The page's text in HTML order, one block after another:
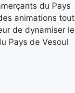
du Pays
animations tout
de dynamiser le
Pays de Vesoul